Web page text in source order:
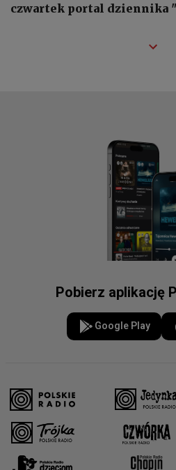
czwartek portal dziennika
Pobierz aplikację
Google Play